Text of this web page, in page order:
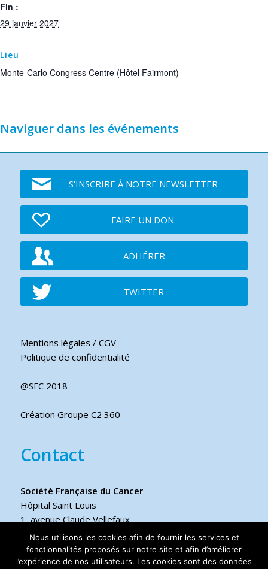
Fin :
29 janvier 2027
Lieu
Monte-Carlo Congress Centre (Hôtel Fairmont)
Naviguer dans les événements
S'INSCRIRE À NOTRE NEWSLETTER
FAIRE UN DON
ADHÉRER
TWITTER
Mentions légales / CGV
Politique de confidentialité
@SFC 2018
Création Groupe C2 360
Contact
Société Française du Cancer
Hôpital Saint Louis
1, avenue Claude Vellefaux
75475 Paris cedex 10 FRANCE
Téléphone
Nous utilisons les cookies afin de fournir les services et
fonctionnalités proposés sur notre site et afin d’améliorer
l’expérience de nos utilisateurs. Les cookies sont des données